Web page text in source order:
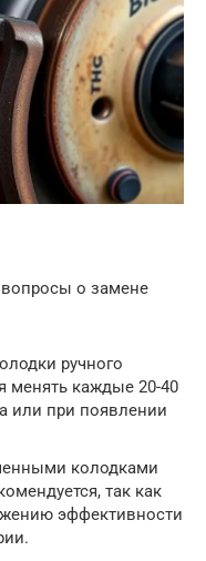
о замене
ручного
менять каждые 20-40
или при появлении
колодками
так как
эффективности